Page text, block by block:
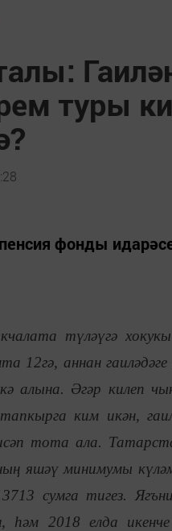
туры
фонды
түләүгә
12гә, аннан
алына. Әгәр килеп
ким икән,
тота ала.
яшәү минимумы
сумга тигез.
һәм 2018 елда